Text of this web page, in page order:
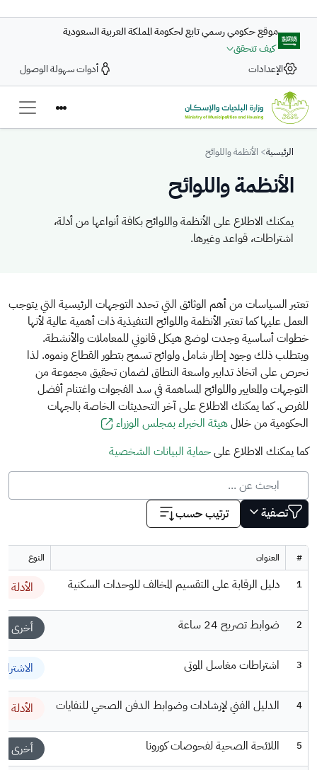
موقع حكومي رسمي تابع لحكومة المملكة العربية السعودية
كيف تتحقق
الإعدادات
أدوات سهولة الوصول
Breadcrumb
الرئيسية الأنظمة واللوائح
الأنظمة واللوائح
يمكنك الاطلاع على الأنظمة واللوائح بكافة أنواعها من أدلة،
اشتراطات، قواعد وغيرها.
يمكنك الاطلاع على الأنظمة واللوائح بكافة أنواعها من أدلة، اشتراطات،
تعتبر السياسات من أهم الوثائق التي تحدد التوجهات الرئيسية التي يتوجب
العمل عليها كما تعتبر الأنظمة واللوائح التنفيذية ذات أهمية عالية لأنها
خطوات أساسية وجدت لوضع هيكل قانوني للمعاملات والأنشطة.
ويتطلب ذلك وجود إطار شامل ولوائح تسمح بتطور القطاع ونموه. لذا
نحرص على اتخاذ تدابير واسعة النطاق لضمان تحقيق مجموعة من
التوجهات والمعايير واللوائح المساهمة في سد الفجوات واغتنام أفضل
للفرص. كما يمكنك الاطلاع على آخر التحديثات الخاصة بالجهات
الحكومية من خلالهيئة الخبراء بمجلس الوزراء
كما يمكنك الاطلاع علىحماية البيانات الشخصية
تصفية ترتيب حسب
# العنوان النوع
1 دليل الرقابة على التقسيم المخالف للوحدات السكنية الأدلة
2 ضوابط تصريح 24 ساعة أخرى
3 اشتراطات مغاسل الموتى
4 الدليل الفني لإرشادات وضوابط الدفن الصحي للنفايات الأدلة
5 اللائحة الصحية لفحوصات كورونا أخرى